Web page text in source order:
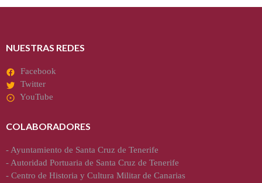
NUESTRAS REDES
Facebook
Twitter
YouTube
COLABORADORES
- Ayuntamiento de Santa Cruz de Tenerife
- Autoridad Portuaria de Santa Cruz de Tenerife
- Centro de Historia y Cultura Militar de Canarias